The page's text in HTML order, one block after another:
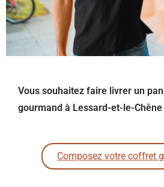
Vous souhaitez faire livrer un
gourmand à Lessard-et-le-Chêne
Composez votre coffret